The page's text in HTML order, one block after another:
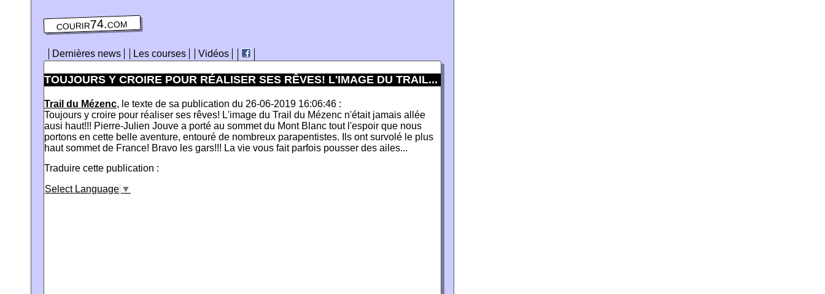
courir74.com
Dernières news Les courses Vidéos
TOUJOURS Y CROIRE POUR RÉALISER SES RÊVES! L'IMAGE DU TRAIL...
Trail du Mézenc, le texte de sa publication du 26-06-2019 16:06:46 :
Toujours y croire pour réaliser ses rêves! L'image du Trail du Mézenc n'était jamais allée
ausi haut!!! Pierre-Julien Jouve a porté au sommet du Mont Blanc tout l'espoir que nous
portons en cette belle aventure, entouré de nombreux parapentistes. Ils ont survolé le plus
haut sommet de France! Bravo les gars!!! La vie vous fait parfois pousser des ailes...
Traduire cette publication :
Select Language ▼